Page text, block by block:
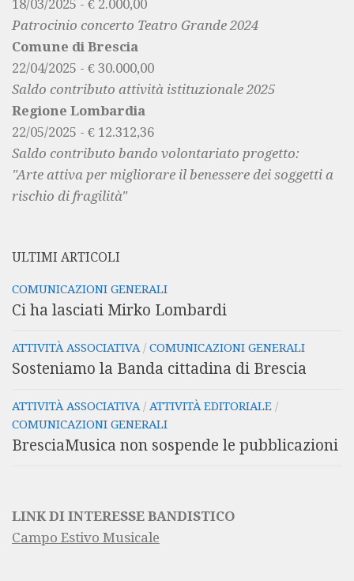
18/03/2025 - € 2.000,00
Patrocinio concerto Teatro Grande 2024
Comune di Brescia
22/04/2025 - € 30.000,00
Saldo contributo attività istituzionale 2025
Regione Lombardia
22/05/2025 - € 12.312,36
Saldo contributo bando volontariato progetto:
"Arte attiva per migliorare il benessere dei soggetti a
rischio di fragilità"
ULTIMI ARTICOLI
COMUNICAZIONI GENERALI
Ci ha lasciati Mirko Lombardi
ATTIVITÀ ASSOCIATIVA/ COMUNICAZIONI GENERALI
Sosteniamo la Banda cittadina di Brescia
ATTIVITÀ ASSOCIATIVA/ ATTIVITÀ EDITORIALE /
COMUNICAZIONI GENERALI
BresciaMusica non sospende le pubblicazioni
LINK DI INTERESSE BANDISTICO
Campo Estivo Musicale